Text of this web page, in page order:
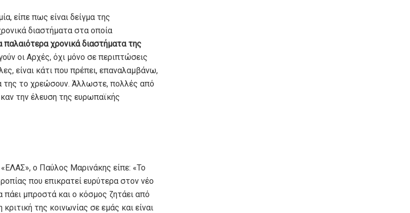
είπε πως είναι δείγμα της
διαστήματα στα οποία
παλαιότερα χρονικά διαστήματα της
οι Αρχές, όχι μόνο σε περιπτώσεις
είναι κάτι που πρέπει, επαναλαμβάνω,
της το χρεώσουν. Άλλωστε, πολλές από
την έλευση της ευρωπαϊκής
ο Παύλος Μαρινάκης είπε: «Το
που επικρατεί ευρύτερα στον νέο
μπροστά και ο κόσμος ζητάει από
της κοινωνίας σε εμάς και είναι